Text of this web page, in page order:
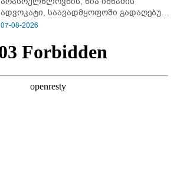
ადვოკატი, საავადმყოფოში გადაღებულ
კადრებს ავრცელებს
07-08-2026